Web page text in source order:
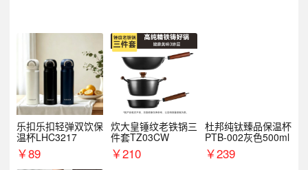
乐扣乐扣轻弹双饮保
温杯LHC3217
￥89
炊大皇锤纹老铁锅三
件套TZ03CW
￥210
杜邦纯钛臻品保温杯
PTB-002灰色500ml
￥239